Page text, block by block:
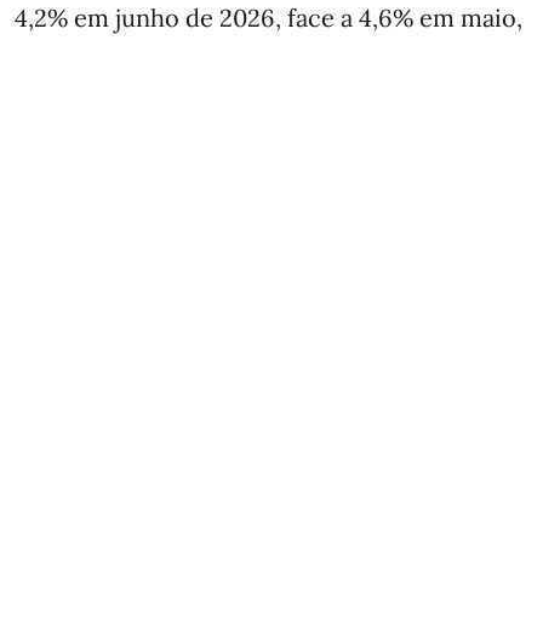
4,2% em junho de 2026, face a 4,6% em maio,